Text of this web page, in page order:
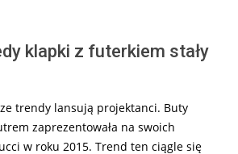
klapki z futerkiem stały
trendy lansują projektanci. Buty
zaprezentowała na swoich
w roku 2015. Trend ten ciągle się